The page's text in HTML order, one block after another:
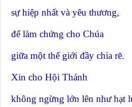
sự hiệp nhất và yêu thương,
để làm chứng cho Chúa
giữa một thế giới đầy chia rẽ.
Xin cho Hội Thánh
không ngừng lớn lên như hạt